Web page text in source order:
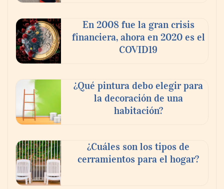
En 2008 fue la gran crisis
financiera, ahora en 2020 es el
COVID19
¿Qué pintura debo elegir para
la decoración de una
habitación?
¿Cuáles son los tipos de
cerramientos para el hogar?